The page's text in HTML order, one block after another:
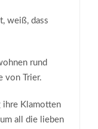
weiß, dass
rund
von Trier.
ihre Klamotten
all die lieben